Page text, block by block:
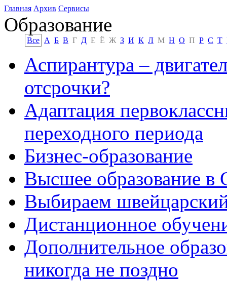
Главная Архив Сервисы
Образование
Все А Б В Г Д Е Ё Ж З И К Л М Н О П Р С Т
Аспирантура –
отсрочки?
Адаптация
переходного периода
Бизнес-образование
Высшее образование
Выбираем
Дистанционное
Дополнительное
никогда не поздно